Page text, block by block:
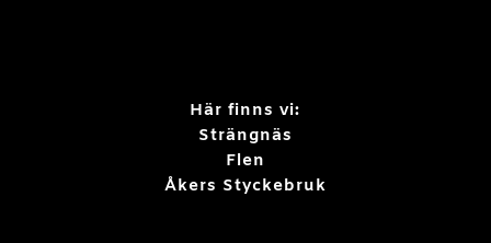
Här finns vi:
Strängnäs
Flen
Åkers Styckebruk